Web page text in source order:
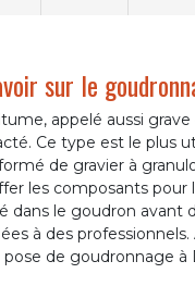
sur le
appelé aussi
Ce type est le plus
de gravier à
les composants
dans le goudron avant
à des
de goudronnage à